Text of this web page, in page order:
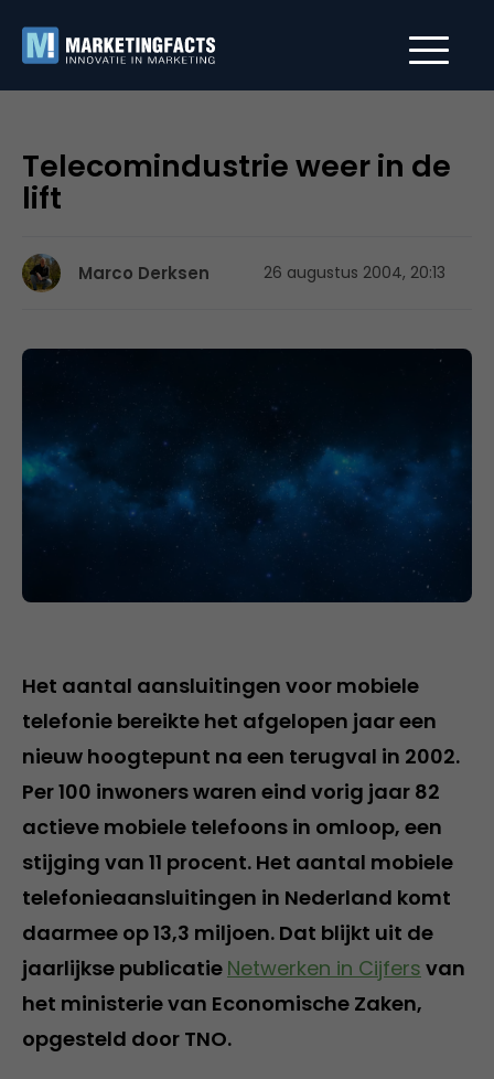
Telecomindustrie weer in de
lift
Marco Derksen 26 augustus 2004, 20:13
Het aantal aansluitingen voor mobiele
telefonie bereikte het afgelopen jaar een
nieuw hoogtepunt na een terugval in 2002.
Per 100 inwoners waren eind vorig jaar 82
actieve mobiele telefoons in omloop, een
stijging van 11 procent. Het aantal mobiele
telefonieaansluitingen in Nederland komt
daarmee op 13,3 miljoen. Dat blijkt uit de
jaarlijkse publicatie Netwerken in Cijfers van
het ministerie van Economische Zaken,
opgesteld door TNO.